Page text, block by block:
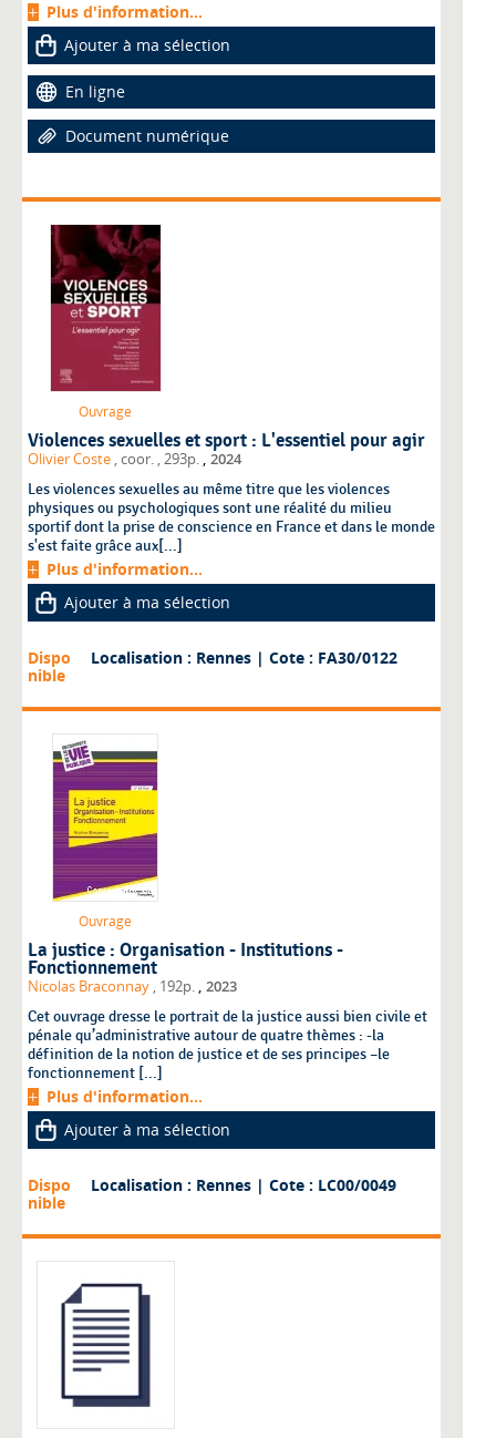
Plus d'information...
Ajouter à ma sélection
En ligne
Document numérique
Ouvrage
Violences sexuelles et sport : L'essentiel pour agir
Olivier Coste , coor. , 293p. , 2024
Les violences sexuelles au même titre que les violences
physiques ou psychologiques sont une réalité du milieu
sportif dont la prise de conscience en France et dans le monde
s'est faite grâce aux[...]
Plus d'information...
Ajouter à ma sélection
Dispo
nible
Localisation : Rennes | Cote : FA30/0122
Ouvrage
La justice : Organisation - Institutions -
Fonctionnement
Nicolas Braconnay , 192p. , 2023
Cet ouvrage dresse le portrait de la justice aussi bien civile et
pénale qu’administrative autour de quatre thèmes : -la
définition de la notion de justice et de ses principes –le
fonctionnement [...]
Plus d'information...
Ajouter à ma sélection
Dispo
nible
Localisation : Rennes | Cote : LC00/0049